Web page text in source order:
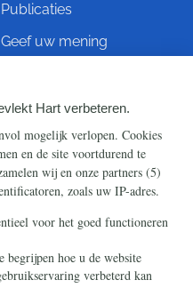
Publicaties
Geef uw mening
Info
Contact
Ontvang onze Telegram-
berichten